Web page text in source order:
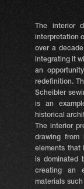
The interior
interpretation
over a
integrating it
an
redefinition.
Scheibler
is an
historical
The interior
drawing
elements that
is dominated
creating an
materials